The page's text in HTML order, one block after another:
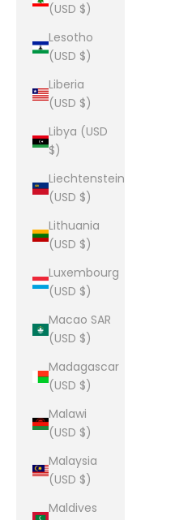
(USD $)
Lesotho
(USD $)
Liberia
(USD $)
Libya (USD
$)
Liechtenstein
(USD $)
Lithuania
(USD $)
Luxembourg
(USD $)
Macao SAR
(USD $)
Madagascar
(USD $)
Malawi
(USD $)
Malaysia
(USD $)
Maldives